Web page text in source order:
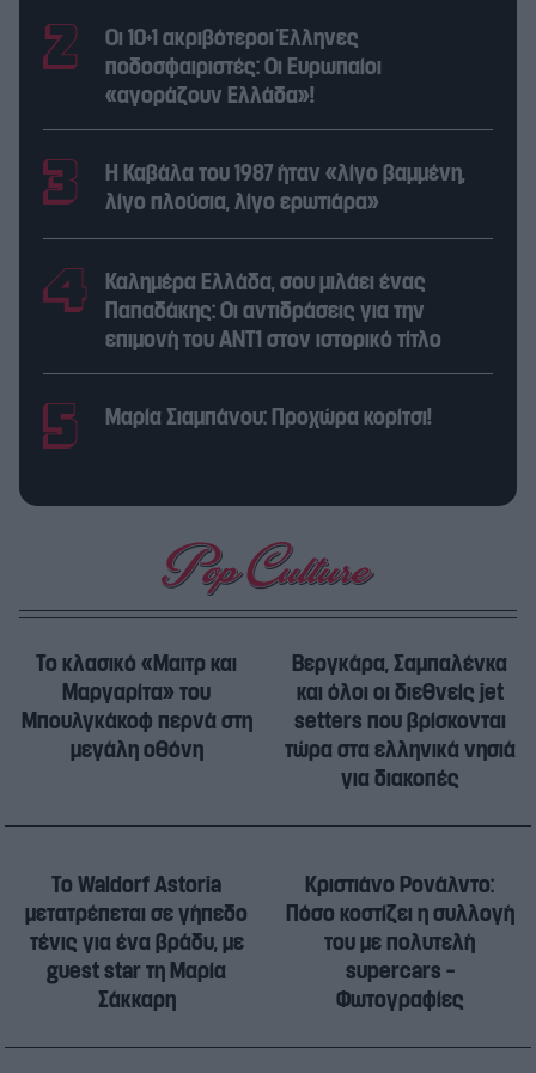
Οι 10+1 ακριβότεροι Έλληνες
ποδοσφαιριστές: Οι Ευρωπαίοι
«αγοράζουν Ελλάδα»!
Η Καβάλα του 1987 ήταν «λίγο βαμμένη,
λίγο πλούσια, λίγο ερωτιάρα»
Καλημέρα Ελλάδα, σου μιλάει ένας
Παπαδάκης: Οι αντιδράσεις για την
επιμονή του ΑΝΤ1 στον ιστορικό τίτλο
Μαρία Σιαμπάνου: Προχώρα κορίτσι!
Το κλασικό «Μαιτρ και
Μαργαρίτα» του
Μπουλγκάκοφ περνά στη
μεγάλη οθόνη
Βεργκάρα, Σαμπαλένκα
και όλοι οι διεθνείς jet
setters που βρίσκονται
τώρα στα ελληνικά νησιά
για διακοπές
Το Waldorf Astoria
μετατρέπεται σε γήπεδο
τένις για ένα βράδυ, με
guest star τη Μαρία
Σάκκαρη
Κριστιάνο Ρονάλντο:
Πόσο κοστίζει η συλλογή
του με πολυτελή
supercars –
Φωτογραφίες